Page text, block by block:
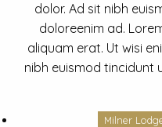
dolor. Ad sit nibh
doloreenim ad.
aliquam erat. Ut wisi
nibh euismod tincidunt
Milner